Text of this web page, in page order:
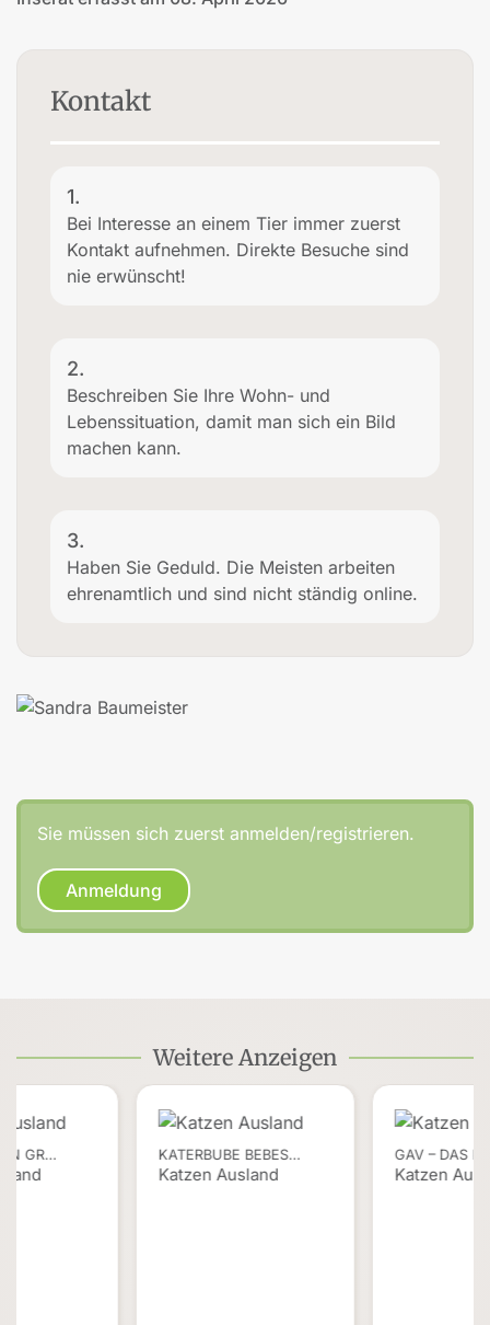
Kontakt
1.
Bei Interesse an einem Tier immer zuerst
Kontakt aufnehmen. Direkte Besuche sind
nie erwünscht!
2.
Beschreiben Sie Ihre Wohn- und
Lebenssituation, damit man sich ein Bild
machen kann.
3.
Haben Sie Geduld. Die Meisten arbeiten
ehrenamtlich und sind nicht ständig online.
Sie müssen sich zuerst anmelden/registrieren.
Anmeldung
Weitere Anzeigen
KATERBUBE BEBES…
Katzen Ausland
GAV – DAS
Katzen
GR…